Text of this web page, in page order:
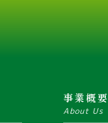
事業概要
About Us